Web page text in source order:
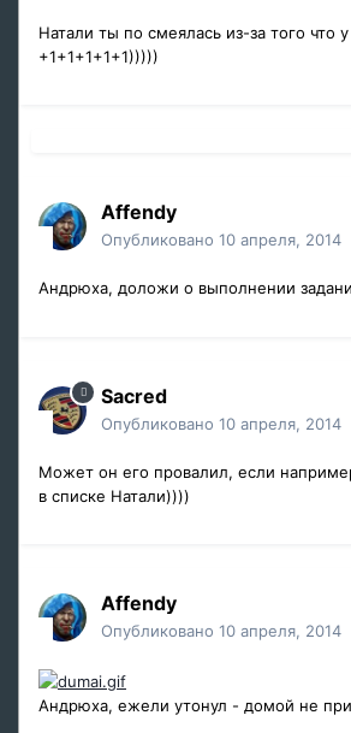
Натали ты по смеялась из-за того что
+1+1+1+1+1)))))
Affendy
Опубликовано 10 апреля, 2014
Андрюха, доложи о выполнении
Sacred
Опубликовано 10 апреля, 2014
Может он его провалил, если
в списке Натали))))
Affendy
Опубликовано 10 апреля, 2014
Андрюха, ежели утонул - домой не